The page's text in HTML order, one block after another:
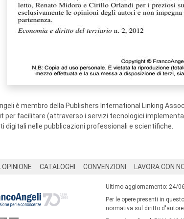
è membro della Publishers International Linking
per facilitare (attraverso i servizi tecnologici
digitali nelle pubblicazioni professionali e scientifiche.
OPINIONE CATALOGHI CONVENZIONI LAVORA CON
Ultimo aggiornamento: 24/
Per le opere presenti in
normativa sul diritto